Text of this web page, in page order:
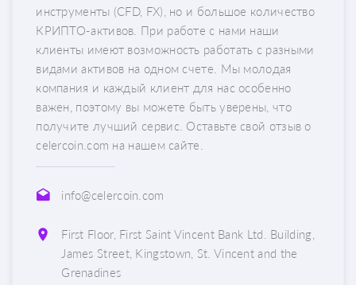
инструменты (CFD, FX), но и большое количество
КРИПТО-активов. При работе с нами наши
клиенты имеют возможность работать с разными
видами активов на одном счете. Мы молодая
компания и каждый клиент для нас особенно
важен, поэтому вы можете быть уверены, что
получите лучший сервис. Оставьте свой отзыв о
celercoin.com на нашем сайте.
info@celercoin.com
First Floor, First Saint Vincent Bank Ltd. Building,
James Street, Kingstown, St. Vincent and the
Grenadines